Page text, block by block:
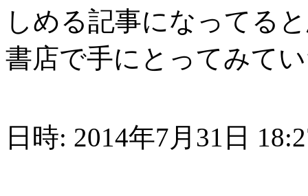
しめる記事になってる
書店で手にとってみて
日時: 2014年7月31日